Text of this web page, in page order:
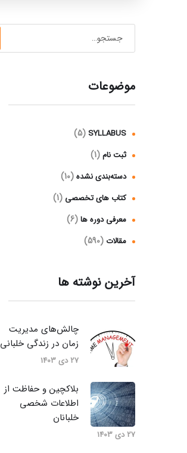
موضوعات
SYLLABUS
(5)
ثبت نام(1)
دسته‌بندی نشده(10)
کتاب های تخصصی (1)
معرفی دوره ها(6)
مقالات (590)
آخرین نوشته ها
چالش‌های مدیریت
زمان در زندگی خلبانی
27 دی 1403
بلاکچین و حفاظت از
اطلاعات شخصی
خلبانان
27 دی 1403